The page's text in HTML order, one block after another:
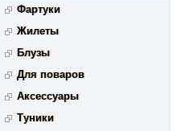
Фартуки
Жилеты
Блузы
Для поваров
Аксессуары
Туники